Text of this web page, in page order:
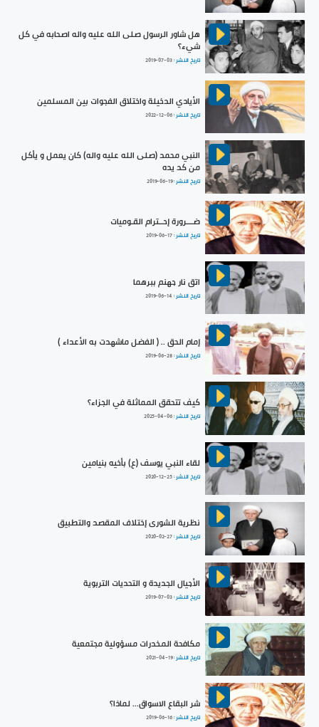
هل شاور الرسول صلى الله عليه واله اصحابه في كل
شيء؟
تاريخ النشر :2019-07-03
الأيادي الدخيلة واختلاق الفجوات بين المسلمين
تاريخ النشر :2022-12-06
النبي محمد (صلى الله عليه واله) كان يعمل و يأكل
من كد يده
تاريخ النشر :2019-06-19
ضـــرورة إحــترام القـوميات
تاريخ النشر :2019-06-17
اتق نار جهنم ببرهما
تاريخ النشر : 2019-06-14
إمام الحق .. ( الفضل ماشهدت به الأعداء )
تاريخ النشر :2019-06-28
كيف تتحقق المماثلة في الجزاء؟
تاريخ النشر :2025-04-06
لقاء النبي يوسف (ع) بأخيه بنيامين
تاريخ النشر :2020-12-25
نظرية الشورى إختلاف المقصد والتطبيق
تاريخ النشر :2020-02-27
الأجيال الجديدة و التحديات التربوية
تاريخ النشر :2019-07-03
مكافحة المخدرات مسؤولية مجتمعية
تاريخ النشر :2021-04-19
شر البقاع الاسواق... لماذا؟
تاريخ النشر :2019-06-16